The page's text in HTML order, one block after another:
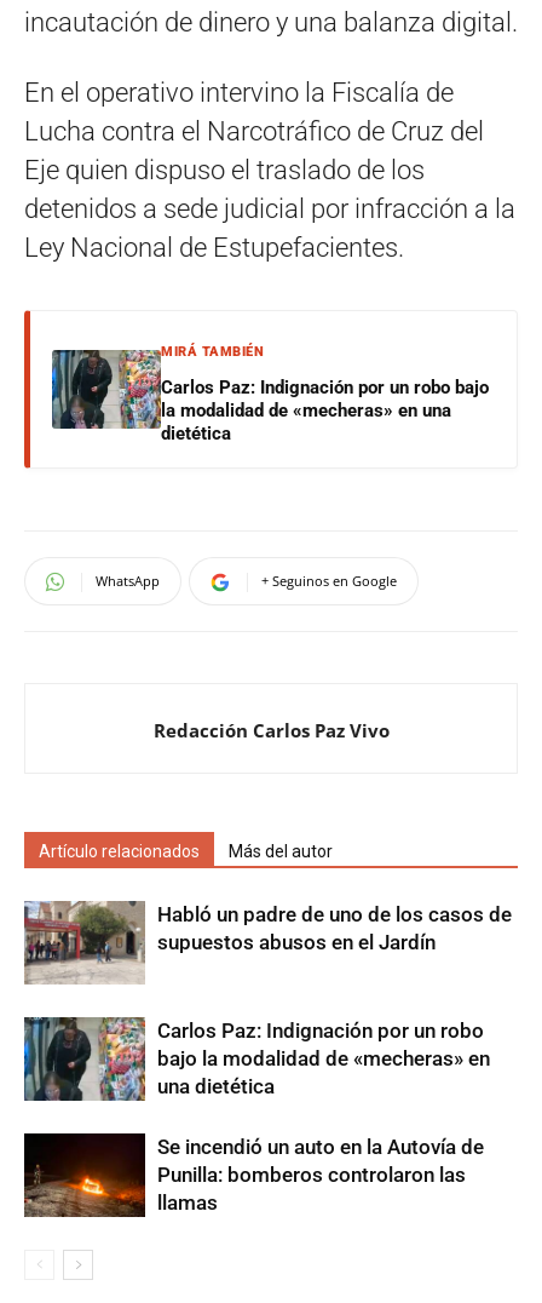
incautación de dinero y una balanza digital.
En el operativo intervino la Fiscalía de
Lucha contra el Narcotráfico de Cruz del
Eje quien dispuso el traslado de los
detenidos a sede judicial por infracción a la
Ley Nacional de Estupefacientes.
MIRÁ TAMBIÉN
Carlos Paz: Indignación por un robo bajo
la modalidad de «mecheras» en una
dietética
WhatsApp + Seguinos en Google
Redacción Carlos Paz Vivo
Artículo relacionados Más del autor
Habló un padre de uno de los casos de
supuestos abusos en el Jardín
Carlos Paz: Indignación por un robo
bajo la modalidad de «mecheras» en
una dietética
Se incendió un auto en la Autovía de
Punilla: bomberos controlaron las
llamas